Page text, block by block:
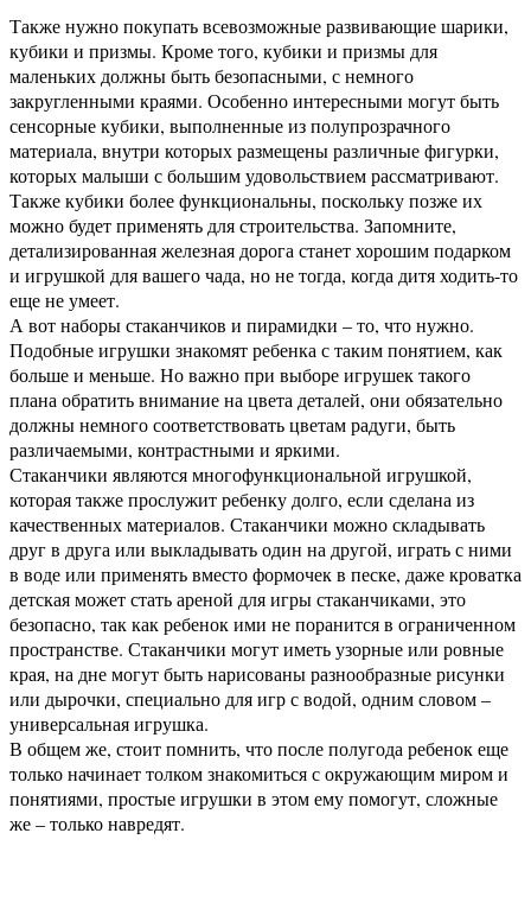
Также нужно покупать всевозможные развивающие шарики,
кубики и призмы. Кроме того, кубики и призмы для
маленьких должны быть безопасными, с немного
закругленными краями. Особенно интересными могут быть
сенсорные кубики, выполненные из полупрозрачного
материала, внутри которых размещены различные фигурки,
которых малыши с большим удовольствием рассматривают.
Также кубики более функциональны, поскольку позже их
можно будет применять для строительства. Запомните,
детализированная железная дорога станет хорошим подарком
и игрушкой для вашего чада, но не тогда, когда дитя ходить-то
еще не умеет.
А вот наборы стаканчиков и пирамидки – то, что нужно.
Подобные игрушки знакомят ребенка с таким понятием, как
больше и меньше. Но важно при выборе игрушек такого
плана обратить внимание на цвета деталей, они обязательно
должны немного соответствовать цветам радуги, быть
различаемыми, контрастными и яркими.
Стаканчики являются многофункциональной игрушкой,
которая также прослужит ребенку долго, если сделана из
качественных материалов. Стаканчики можно складывать
друг в друга или выкладывать один на другой, играть с ними
в воде или применять вместо формочек в песке, даже кроватка
детская может стать ареной для игры стаканчиками, это
безопасно, так как ребенок ими не поранится в ограниченном
пространстве. Стаканчики могут иметь узорные или ровные
края, на дне могут быть нарисованы разнообразные рисунки
или дырочки, специально для игр с водой, одним словом –
универсальная игрушка.
В общем же, стоит помнить, что после полугода ребенок еще
только начинает толком знакомиться с окружающим миром и
понятиями, простые игрушки в этом ему помогут, сложные
же – только навредят.